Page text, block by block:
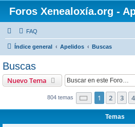
Foros Xenealoxía.org -
FAQ
Índice general Apelidos Buscas
Buscas
Nuevo Tema
804 temas Página de 17
1 2 3 4
Temas